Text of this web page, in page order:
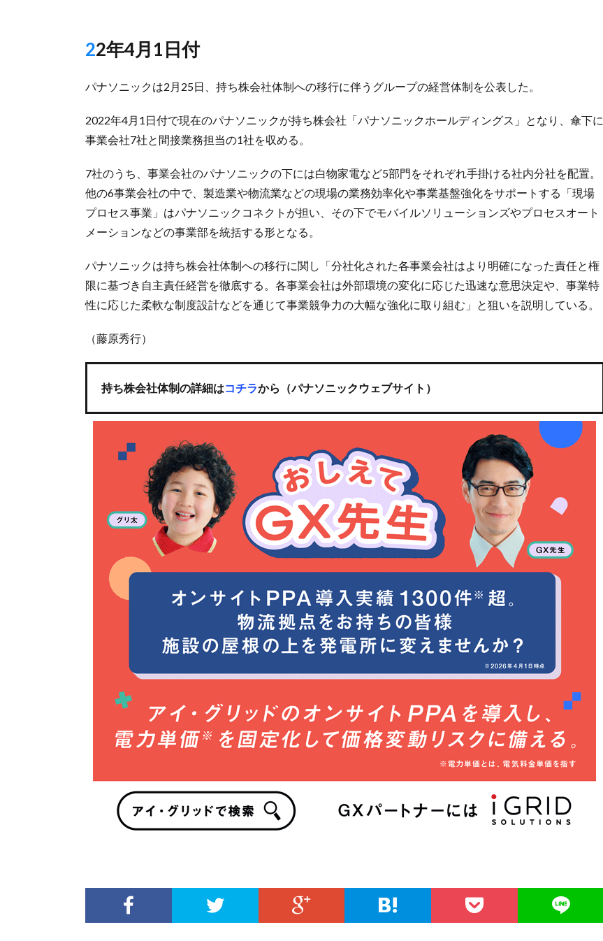
22年4月1日付
パナソニックは2月25日、持ち株会社体制への移行に伴うグループの経営体制を公表した。
2022年4月1日付で現在のパナソニックが持ち株会社「パナソニックホールディングス」となり、傘下に
事業会社7社と間接業務担当の1社を収める。
7社のうち、事業会社のパナソニックの下には白物家電など5部門をそれぞれ手掛ける社内分社を配置。
他の6事業会社の中で、製造業や物流業などの現場の業務効率化や事業基盤強化をサポートする「現場
プロセス事業」はパナソニックコネクトが担い、その下でモバイルソリューションズやプロセスオート
メーションなどの事業部を統括する形となる。
パナソニックは持ち株会社体制への移行に関し「分社化された各事業会社はより明確になった責任と権
限に基づき自主責任経営を徹底する。各事業会社は外部環境の変化に応じた迅速な意思決定や、事業特
性に応じた柔軟な制度設計などを通じて事業競争力の大幅な強化に取り組む」と狙いを説明している。
（藤原秀行）
持ち株会社体制の詳細はコチラから（パナソニックウェブサイト）